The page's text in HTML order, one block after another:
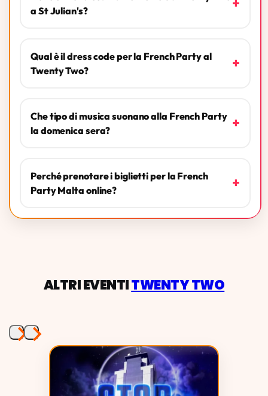
a St Julian's?
Qual è il dress code per la French Party al
Twenty Two?
+
Che tipo di musica suonano alla French Party
la domenica sera?
+
Perché prenotare i biglietti per la French
Party Malta online?
+
ALTRI EVENTITWENTY TWO